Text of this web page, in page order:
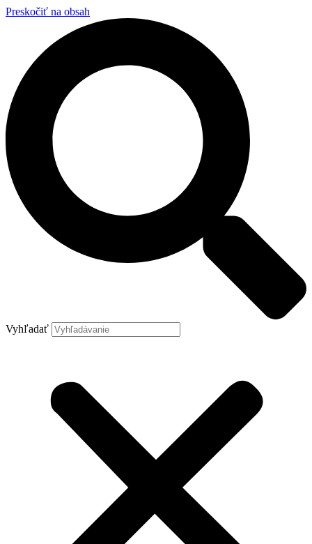
Preskočiť na obsah
Vyhľadať